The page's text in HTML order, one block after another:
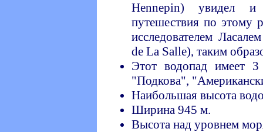
Hennepin) увидел и
путешествия по этому
исследователем
de La Salle), таким
Этот водопад имеет
"Подкова",
Наибольшая высота
Ширина 945 м.
Высота над уровнем